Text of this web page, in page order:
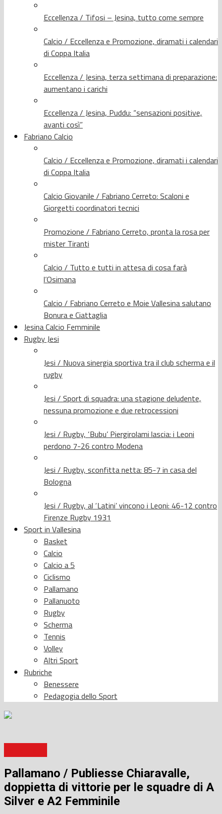
Eccellenza / Tifosi – Jesina, tutto come sempre
Calcio / Eccellenza e Promozione, diramati i calendari
di Coppa Italia
Eccellenza / Jesina, terza settimana di preparazione:
aumentano i carichi
Eccellenza / Jesina, Puddu: “sensazioni positive,
avanti così”
Fabriano Calcio
Calcio / Eccellenza e Promozione, diramati i calendari
di Coppa Italia
Calcio Giovanile / Fabriano Cerreto: Scaloni e
Giorgetti coordinatori tecnici
Promozione / Fabriano Cerreto, pronta la rosa per
mister Tiranti
Calcio / Tutto e tutti in attesa di cosa farà
l’Osimana
Calcio / Fabriano Cerreto e Moie Vallesina salutano
Bonura e Ciattaglia
Jesina Calcio Femminile
Rugby Jesi
Jesi / Nuova sinergia sportiva tra il club scherma e il
rugby
Jesi / Sport di squadra: una stagione deludente,
nessuna promozione e due retrocessioni
Jesi / Rugby, ‘Bubu’ Piergirolami lascia: i Leoni
perdono 7-26 contro Modena
Jesi / Rugby, sconfitta netta: 85-7 in casa del
Bologna
Jesi / Rugby, al ‘Latini’ vincono i Leoni: 46-12 contro
Firenze Rugby 1931
Sport in Vallesina
Basket
Calcio
Calcio a 5
Ciclismo
Pallamano
Pallanuoto
Rugby
Scherma
Tennis
Volley
Altri Sport
Rubriche
Benessere
Pedagogia dello Sport
Pallamano / Publiesse Chiaravalle,
doppietta di vittorie per le squadre di A
Silver e A2 Femminile